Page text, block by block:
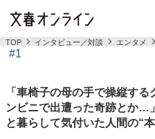
TOP インタビュー／対談 エンタメ
#1
「車椅子の母の手で操縦す
ンビニで出遭った奇跡とか
と暮らして気付いた人間の“